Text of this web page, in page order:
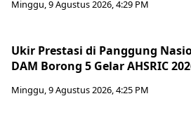
Minggu, 9 Agustus 2026, 4:29 PM
Ukir Prestasi di Panggung
DAM Borong 5 Gelar AHSRIC
Minggu, 9 Agustus 2026, 4:25 PM